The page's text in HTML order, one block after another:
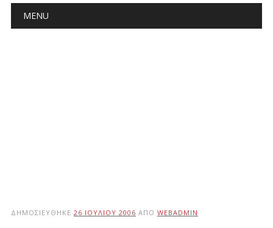
Main menu
MENU
ΔΗΜΟΣΙΕΎΘΗΚΕ 26 ΙΟΥΛΊΟΥ 2006 ΑΠΌ WEBADMIN